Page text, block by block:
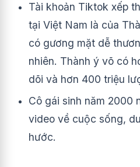
Tài khoản Tiktok xếp
tại Việt Nam là của
có gương mặt dễ
nhiên. Thành ý võ có
dõi và hơn 400 triệu
Cô gái sinh năm 2000
video về cuộc sống,
hước.